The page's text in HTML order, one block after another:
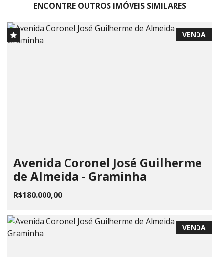
ENCONTRE OUTROS IMÓVEIS SIMILARES
VENDA
Avenida Coronel José Guilherme
de Almeida - Graminha
R$180.000,00
VENDA